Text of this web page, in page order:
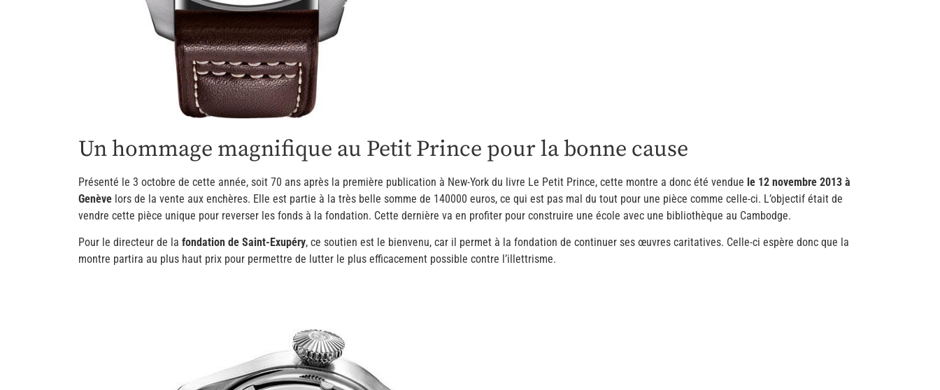
Un hommage magnifique au Petit Prince pour la bonne cause
Présenté le 3 octobre de cette année, soit 70 ans après la première publication à New-York du livre Le Petit Prince, cette montre a donc été vendue le 12 novembre 2013 à
Genève lors de la vente aux enchères. Elle est partie à la très belle somme de 140000 euros, ce qui est pas mal du tout pour une pièce comme celle-ci. L’objectif était de
vendre cette pièce unique pour reverser les fonds à la fondation. Cette dernière va en profiter pour construire une école avec une bibliothèque au Cambodge.
Pour le directeur de la fondation de Saint-Exupéry, ce soutien est le bienvenu, car il permet à la fondation de continuer ses œuvres caritatives. Celle-ci espère donc que la
montre partira au plus haut prix pour permettre de lutter le plus efficacement possible contre l’illettrisme.